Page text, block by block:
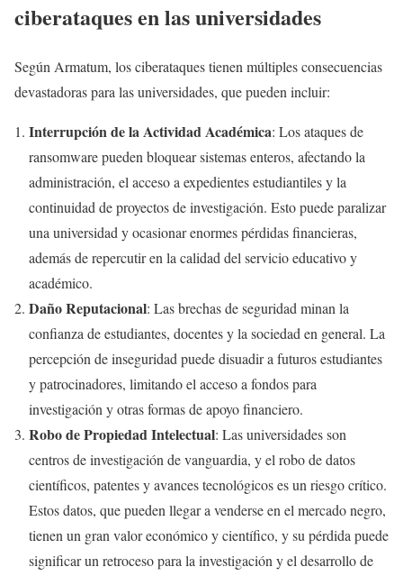
ciberataques en las universidades
Según Armatum, los ciberataques tienen múltiples consecuencias
devastadoras para las universidades, que pueden incluir:
Interrupción de la Actividad Académica: Los ataques de
ransomware pueden bloquear sistemas enteros, afectando la
administración, el acceso a expedientes estudiantiles y la
continuidad de proyectos de investigación. Esto puede paralizar
una universidad y ocasionar enormes pérdidas financieras,
además de repercutir en la calidad del servicio educativo y
académico.
Daño Reputacional: Las brechas de seguridad minan la
confianza de estudiantes, docentes y la sociedad en general. La
percepción de inseguridad puede disuadir a futuros estudiantes
y patrocinadores, limitando el acceso a fondos para
investigación y otras formas de apoyo financiero.
Robo de Propiedad Intelectual: Las universidades son
centros de investigación de vanguardia, y el robo de datos
científicos, patentes y avances tecnológicos es un riesgo crítico.
Estos datos, que pueden llegar a venderse en el mercado negro,
tienen un gran valor económico y científico, y su pérdida puede
significar un retroceso para la investigación y el desarrollo de